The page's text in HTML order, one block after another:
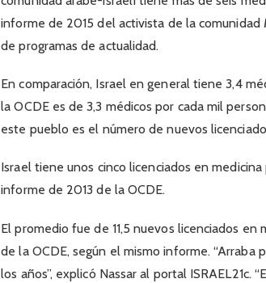
informe de 2015 del activista de la
de programas de actualidad.
En comparación, Israel en general tiene 3,4
la OCDE es de 3,3 médicos por cada mil
este pueblo es el número de nuevos
Israel tiene unos cinco licenciados en
informe de 2013 de la OCDE.
El promedio fue de 11,5 nuevos licenciados
de la OCDE, según el mismo informe.
los años”, explicó Nassar al portal